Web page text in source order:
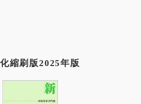
縮刷版2025年版